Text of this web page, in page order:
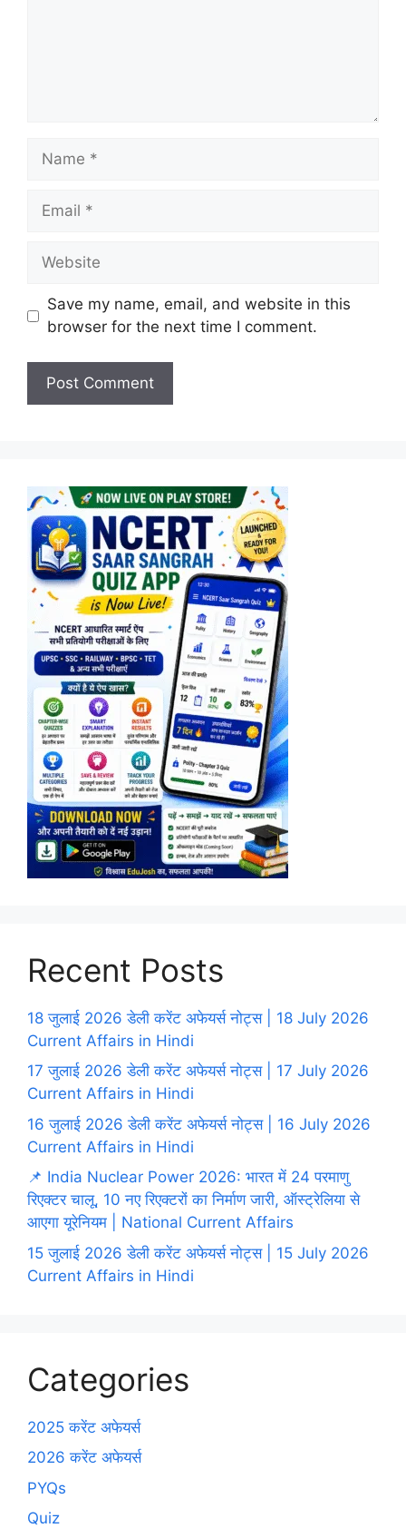
Name
Email
Website
Save my name, email, and website in this
browser for the next time I comment.
Recent Posts
18 जुलाई 2026 डेली करेंट अफेयर्स नोट्स | 18 July 2026
Current Affairs in Hindi
17 जुलाई 2026 डेली करेंट अफेयर्स नोट्स | 17 July 2026
Current Affairs in Hindi
16 जुलाई 2026 डेली करेंट अफेयर्स नोट्स | 16 July 2026
Current Affairs in Hindi
📌 India Nuclear Power 2026: भारत में 24 परमाणु
रिएक्टर चालू, 10 नए रिएक्टरों का निर्माण जारी, ऑस्ट्रेलिया से
आएगा यूरेनियम | National Current Affairs
15 जुलाई 2026 डेली करेंट अफेयर्स नोट्स | 15 July 2026
Current Affairs in Hindi
Categories
2025 करेंट अफेयर्स
2026 करेंट अफेयर्स
PYQs
Quiz